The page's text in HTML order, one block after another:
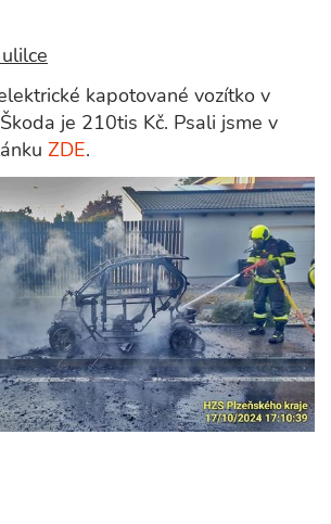
kapotované vozítko v
je 210tis Kč. Psali jsme v
ZDE.